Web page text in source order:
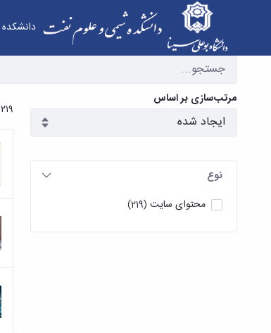
دانشکده
آرشیو اخبار - دانشکده شیمی و علوم نفت
مرتب‌سازی بر اساس
نوع
محتوای سایت (219)
۲۱۹ نتیجه برای